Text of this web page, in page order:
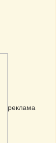
реклама